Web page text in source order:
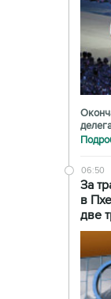
06:50
За
в
две